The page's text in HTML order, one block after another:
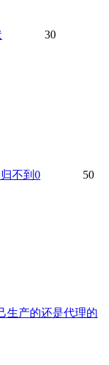
30
不到0
50
生产的还是代理的